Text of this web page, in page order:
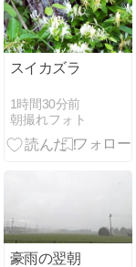
スイカズラ
1時間30分前
朝撮れフォト
豪雨の翌朝